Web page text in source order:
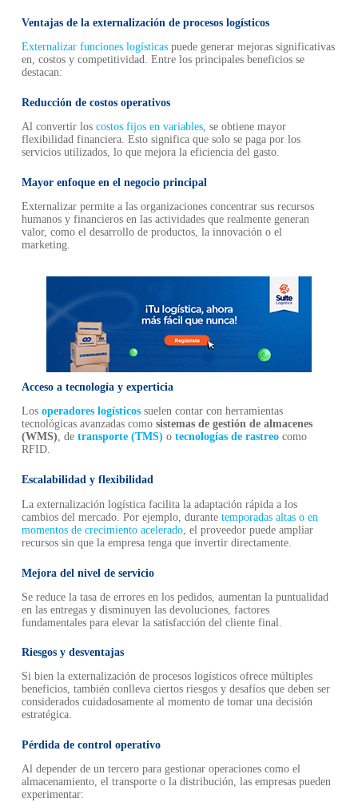
Ventajas de la externalización de procesos logísticos
Externalizar funciones logísticaspuede generar mejoras significativas
en, costos y competitividad. Entre los principales beneficios se
destacan:
Reducción de costos operativos
Al convertir los costos fijos en variables, se obtiene mayor
flexibilidad financiera. Esto significa que solo se paga por los
servicios utilizados, lo que mejora la eficiencia del gasto.
Mayor enfoque en el negocio principal
Externalizar permite a las organizaciones concentrar sus recursos
humanos y financieros en las actividades que realmente generan
valor, como el desarrollo de productos, la innovación o el
marketing.
Acceso a tecnología y experticia
Los operadores logísticossuelen contar con herramientas
tecnológicas avanzadas comosistemas de gestión de almacenes
(WMS), de transporte (TMS) o tecnologías de rastreocomo
RFID.
Escalabilidad y flexibilidad
La externalización logística facilita la adaptación rápida a los
cambios del mercado. Por ejemplo, durante temporadas altas o en
momentos de crecimiento acelerado, el proveedor puede ampliar
recursos sin que la empresa tenga que invertir directamente.
Mejora del nivel de servicio
Se reduce la tasa de errores en los pedidos, aumentan la puntualidad
en las entregas y disminuyen las devoluciones, factores
fundamentales para elevar la satisfacción del cliente final.
Riesgos y desventajas
Si bien la externalización de procesos logísticos ofrece múltiples
beneficios, también conlleva ciertos riesgos y desafíos que deben ser
considerados cuidadosamente al momento de tomar una decisión
estratégica.
Pérdida de control operativo
Al depender de un tercero para gestionar operaciones como el
almacenamiento, el transporte o la distribución, las empresas pueden
experimentar: